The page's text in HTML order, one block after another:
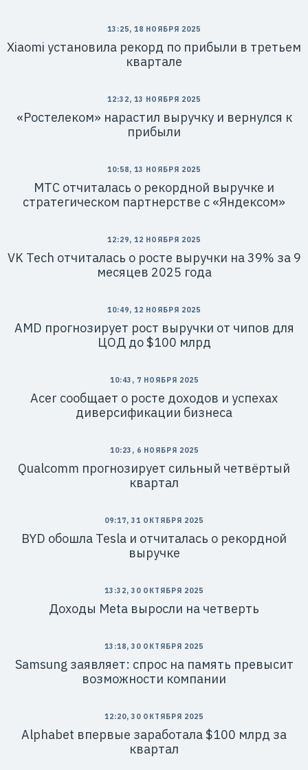
13:25, 18 НОЯБРЯ 2025
Xiaomi установила рекорд по прибыли в третьем
квартале
12:32, 13 НОЯБРЯ 2025
«Ростелеком» нарастил выручку и вернулся к
прибыли
10:58, 13 НОЯБРЯ 2025
МТС отчиталась о рекордной выручке и
стратегическом партнерстве с «Яндексом»
12:29, 12 НОЯБРЯ 2025
VK Tech отчиталась о росте выручки на 39% за 9
месяцев 2025 года
10:49, 12 НОЯБРЯ 2025
AMD прогнозирует рост выручки от чипов для
ЦОД до $100 млрд
10:43, 7 НОЯБРЯ 2025
Acer сообщает о росте доходов и успехах
диверсификации бизнеса
10:23, 6 НОЯБРЯ 2025
Qualcomm прогнозирует сильный четвёртый
квартал
09:17, 31 ОКТЯБРЯ 2025
BYD обошла Tesla и отчиталась о рекордной
выручке
13:32, 30 ОКТЯБРЯ 2025
Доходы Meta выросли на четверть
13:18, 30 ОКТЯБРЯ 2025
Samsung заявляет: спрос на память превысит
возможности компании
12:20, 30 ОКТЯБРЯ 2025
Alphabet впервые заработала $100 млрд за
квартал